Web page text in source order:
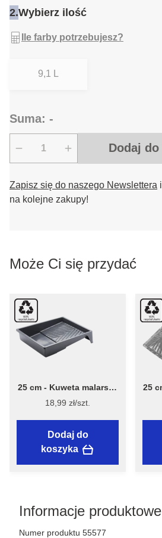
2.Wybierz ilość
Ile farby potrzebujesz?
9,1 L
Suma: -
Dodaj
Zapisz się do naszego Newslettera
na kolejne zakupy!
Może Ci się przydać
25 cm - Kuweta malarska
Paint Tray 7040 - Stiwex
Flügger
18,99 zł/szt.
Dodaj do
koszyka
25
Informacje produktowe
Numer produktu 55577